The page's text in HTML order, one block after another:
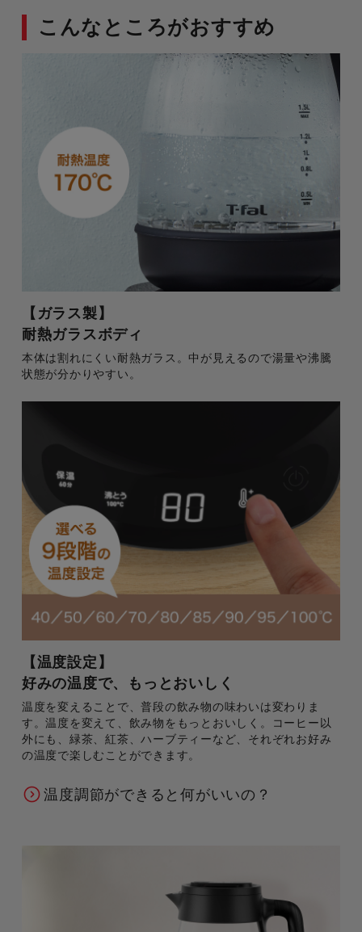
こんなところがおすすめ
【ガラス製】
耐熱ガラスボディ
本体は割れにくい耐熱ガラス。中が見えるので湯量や沸騰
状態が分かりやすい。
【温度設定】
好みの温度で、もっとおいしく
温度を変えることで、普段の飲み物の味わいは変わりま
す。温度を変えて、飲み物をもっとおいしく。コーヒー以
外にも、緑茶、紅茶、ハーブティーなど、それぞれお好み
の温度で楽しむことができます。
温度調節ができると何がいいの？